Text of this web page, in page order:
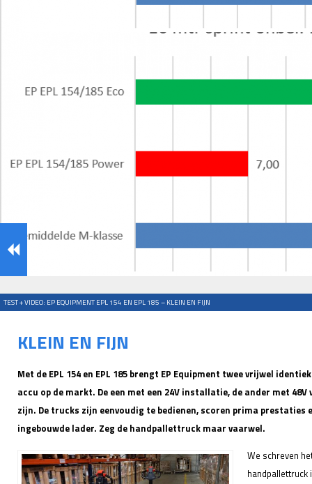
TEST + VIDEO: EP EQUIPMENT EPL 154 EN EPL 185 – KLEIN EN FIJN
KLEIN EN FIJN
Met de EPL 154 en EPL 185 brengt EP Equipment twee vrijwel
accu op de markt. De een met een 24V installatie, de ander met
zijn. De trucks zijn eenvoudig te bedienen, scoren prima prestaties
ingebouwde lader. Zeg de handpallettruck maar vaarwel.
We schreven